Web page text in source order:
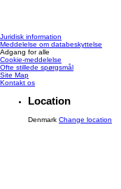
Juridisk information
Meddelelse om databeskyttelse
Adgang for alle
Cookie-meddelelse
Ofte stillede spørgsmål
Site Map
Kontakt os
Location
Denmark Change location